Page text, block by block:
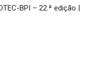
BPI – 22.ª edição |